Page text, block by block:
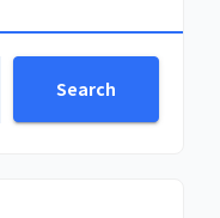
Search